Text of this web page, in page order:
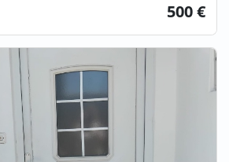
500 €